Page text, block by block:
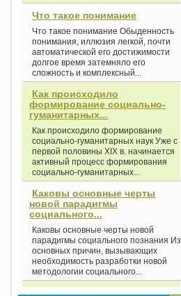
Что такое понимание
Что такое понимание Обыденность
понимания, иллюзия легкой, почти
автоматической его достижимости
долгое время затемняло его
сложность и комплексный...
Как происходило
формирование социально-
гуманитарных...
Как происходило формирование
социально-гуманитарных наук Уже с
первой половины XIX в. начинается
активный процесс формирования
социально-гуманитарных...
Каковы основные черты
новой парадигмы
социального...
Каковы основные черты новой
парадигмы социального познания Из
основных причин, вызывающих
необходимость разработки новой
методологии социального...